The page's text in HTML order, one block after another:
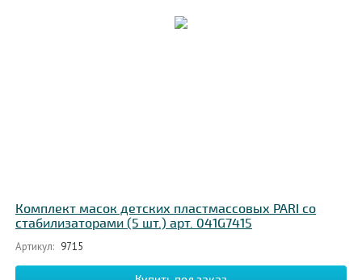
Комплект масок детских пластмассовых PARI со
стабилизаторами (5 шт.) арт. 041G7415
Артикул: 9715